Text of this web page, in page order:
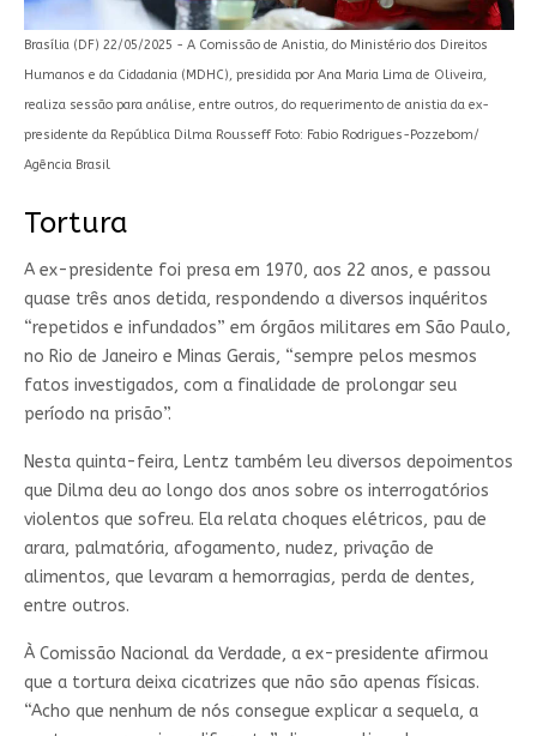
Brasília (DF) 22/05/2025 - A Comissão de Anistia, do Ministério dos Direitos
Humanos e da Cidadania (MDHC), presidida por Ana Maria Lima de Oliveira,
realiza sessão para análise, entre outros, do requerimento de anistia da ex-
presidente da República Dilma Rousseff Foto: Fabio Rodrigues-Pozzebom/
Agência Brasil
Tortura
A ex-presidente foi presa em 1970, aos 22 anos, e passou
quase três anos detida, respondendo a diversos inquéritos
“repetidos e infundados” em órgãos militares em São Paulo,
no Rio de Janeiro e Minas Gerais, “sempre pelos mesmos
fatos investigados, com a finalidade de prolongar seu
período na prisão”.
Nesta quinta-feira, Lentz também leu diversos depoimentos
que Dilma deu ao longo dos anos sobre os interrogatórios
violentos que sofreu. Ela relata choques elétricos, pau de
arara, palmatória, afogamento, nudez, privação de
alimentos, que levaram a hemorragias, perda de dentes,
entre outros.
À Comissão Nacional da Verdade, a ex-presidente afirmou
que a tortura deixa cicatrizes que não são apenas físicas.
“Acho que nenhum de nós consegue explicar a sequela, a